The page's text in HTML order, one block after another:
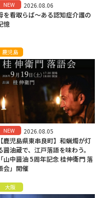
NEW 2026.08.06
を看取らば～ある認知症介護の
憶
鹿児島
NEW 2026.08.05
【鹿児島県東串良町】和蝋燭が灯
醤油蔵で、江戸落語を味わう。
「山中醤油 5周年記念 桂伸衛門 落
会」開催
大阪